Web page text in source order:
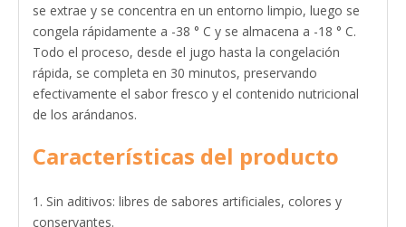
se extrae y se concentra en un entorno limpio, luego se
congela rápidamente a -38 ° C y se almacena a -18 ° C.
Todo el proceso, desde el jugo hasta la congelación
rápida, se completa en 30 minutos, preservando
efectivamente el sabor fresco y el contenido nutricional
de los arándanos.
Características del producto
1. Sin aditivos: libres de sabores artificiales, colores y
conservantes.